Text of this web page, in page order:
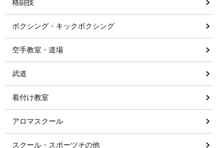
格闘技
ボクシング・キックボクシング
空手教室・道場
武道
着付け教室
アロマスクール
スクール・スポーツその他